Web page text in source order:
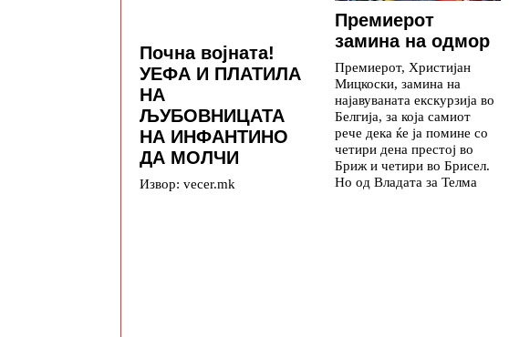
Почна војната!
УЕФА И ПЛАТИЛА
НА
ЉУБОВНИЦАТА
НА ИНФАНТИНО
ДА МОЛЧИ
Извор: vecer.mk
Премиерот
замина на одмор
Премиерот, Христијан
Мицкоски, замина на
најавуваната екскурзија во
Белгија, за која самиот
рече дека ќе ја помине со
четири дена престој во
Бриж и четири во Брисел.
Но од Владата за Телма